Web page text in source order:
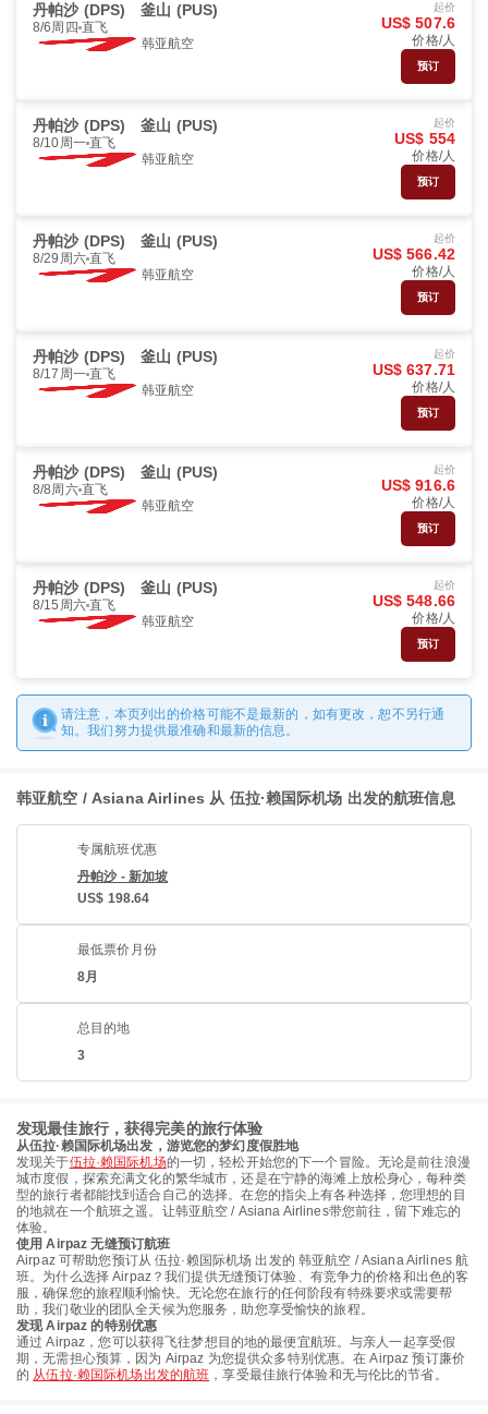
丹帕沙 (DPS) 釜山 (PUS)
8/6周四 直飞
韩亚航空
起价
US$ 507.6
价格/人
预订
丹帕沙 (DPS) 釜山 (PUS)
8/10周一 直飞
韩亚航空
起价
US$ 554
价格/人
预订
丹帕沙 (DPS) 釜山 (PUS)
8/29周六 直飞
韩亚航空
起价
US$ 566.42
价格/人
预订
丹帕沙 (DPS) 釜山 (PUS)
8/17周一 直飞
韩亚航空
起价
US$ 637.71
价格/人
预订
丹帕沙 (DPS) 釜山 (PUS)
8/8周六 直飞
韩亚航空
起价
US$ 916.6
价格/人
预订
丹帕沙 (DPS) 釜山 (PUS)
8/15周六 直飞
韩亚航空
起价
US$ 548.66
价格/人
预订
请注意，本页列出的价格可能不是最新的，如有更改，恕不另行通
知。我们努力提供最准确和最新的信息。
韩亚航空 / Asiana Airlines 从 伍拉·赖国际机场 出发的航班信息
专属航班优惠
丹帕沙 - 新加坡
US$ 198.64
最低票价月份
8月
总目的地
3
发现最佳旅行，获得完美的旅行体验
从伍拉·赖国际机场出发，游览您的梦幻度假胜地
发现关于伍拉·赖国际机场的一切，轻松开始您的下一个冒险。无论是前往浪漫
城市度假，探索充满文化的繁华城市，还是在宁静的海滩上放松身心，每种类
型的旅行者都能找到适合自己的选择。在您的指尖上有各种选择，您理想的目
的地就在一个航班之遥。让韩亚航空 / Asiana Airlines带您前往，留下难忘的
体验。
使用 Airpaz 无缝预订航班
Airpaz 可帮助您预订从 伍拉·赖国际机场 出发的 韩亚航空 / Asiana Airlines 航
班。为什么选择 Airpaz？我们提供无缝预订体验、有竞争力的价格和出色的客
服，确保您的旅程顺利愉快。无论您在旅行的任何阶段有特殊要求或需要帮
助，我们敬业的团队全天候为您服务，助您享受愉快的旅程。
发现 Airpaz 的特别优惠
通过 Airpaz，您可以获得飞往梦想目的地的最便宜航班。与亲人一起享受假
期，无需担心预算，因为 Airpaz 为您提供众多特别优惠。在 Airpaz 预订廉价
的 从伍拉·赖国际机场出发的航班 ，享受最佳旅行体验和无与伦比的节省。